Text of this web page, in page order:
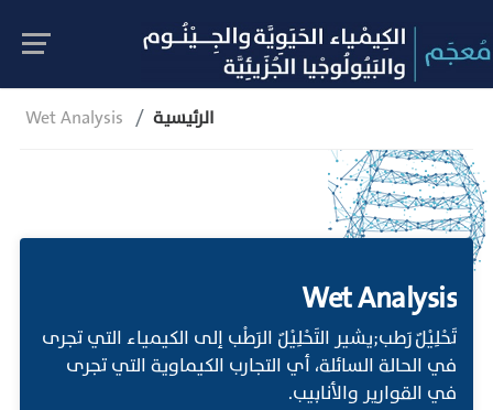
Wet Analysis الرئيسية
Wet Analysis
تَحْلِيْلٌ رَطب;يشير التَحْلِيْلٌ الرَطْب إلى الكيمياء التي تجرى
في الحالة السائلة، أي التجارب الكيماوية التي تجرى
في القوارير والأنابيب.